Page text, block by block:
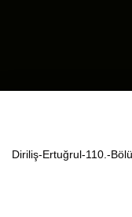
Diriliş-Ertuğrul-110.-